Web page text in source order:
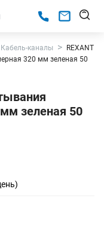
Кабель-каналы
REXANT
320 мм зеленая 50
зеленая 50